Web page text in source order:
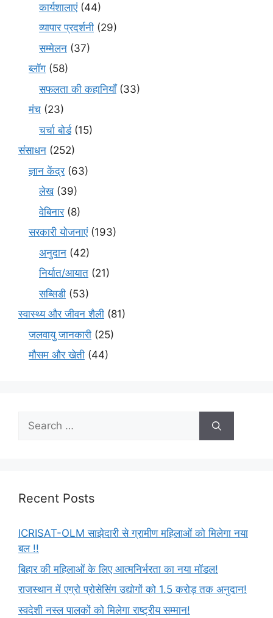
कार्यशालाएं(44)
व्यापार प्रदर्शनी (29)
सम्मेलन (37)
ब्लॉग (58)
सफलता की कहानियाँ(33)
मंच (23)
चर्चा बोर्ड(15)
संसाधन (252)
ज्ञान केंद्र(63)
लेख(39)
वेबिनार(8)
सरकारी योजनाएं(193)
अनुदान (42)
निर्यात/आयात (21)
सब्सिडी (53)
स्वास्थ्य और जीवन शैली (81)
जलवायु जानकारी (25)
मौसम और खेती (44)
Recent Posts
ICRISAT-OLM साझेदारी से ग्रामीण महिलाओं को मिलेगा नया
बल !!
बिहार की महिलाओं के लिए आत्मनिर्भरता का नया मॉडल!
राजस्थान में एग्रो प्रोसेसिंग उद्योगों को 1.5 करोड़ तक अनुदान!
स्वदेशी नस्ल पालकों को मिलेगा राष्ट्रीय सम्मान!